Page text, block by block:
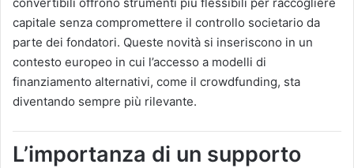
capitale senza compromettere il controllo societario da
parte dei fondatori. Queste novità si inseriscono in un
contesto europeo in cui l’accesso a modelli di
finanziamento alternativi, come il crowdfunding, sta
diventando sempre più rilevante​.
L’importanza di un supporto